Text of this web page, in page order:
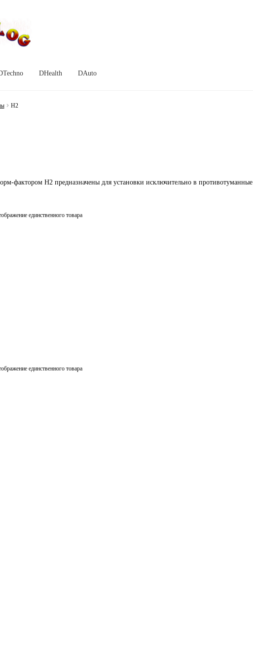
DHealth DAuto
H2
фактором H2 предназначены для установки исключительно в противотуманные
единственного товара
единственного товара